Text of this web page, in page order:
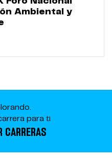
Ambiental y
para ti
CARRERAS